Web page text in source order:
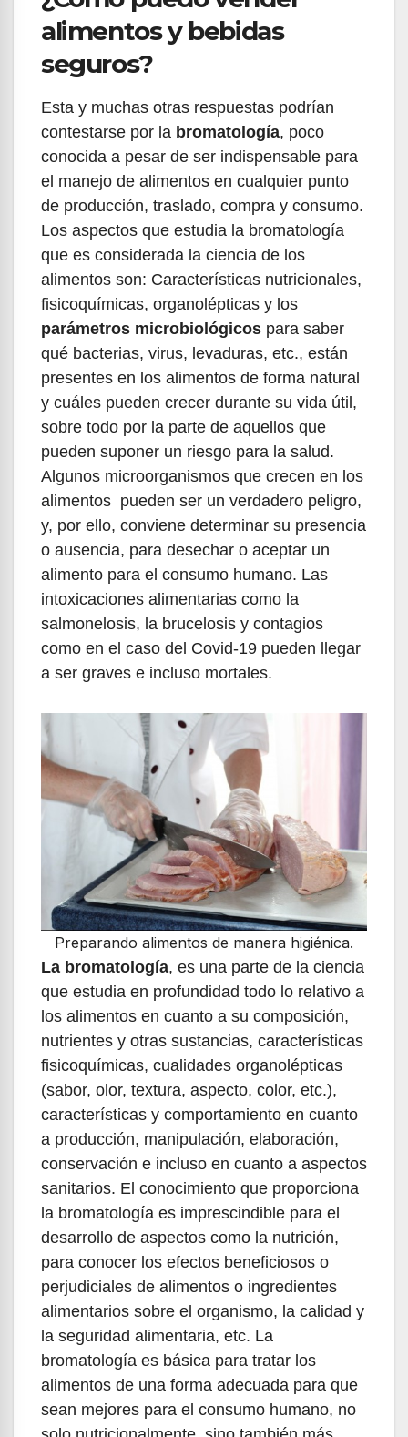
alimentos y bebidas
seguros?
Esta y muchas otras respuestas podrían
contestarse por la bromatología, poco
conocida a pesar de ser indispensable para
el manejo de alimentos en cualquier punto
de producción, traslado, compra y consumo.
Los aspectos que estudia la bromatología
que es considerada la ciencia de los
alimentos son: Características nutricionales,
fisicoquímicas, organolépticas y los
parámetros microbiológicos para saber
qué bacterias, virus, levaduras, etc., están
presentes en los alimentos de forma natural
y cuáles pueden crecer durante su vida útil,
sobre todo por la parte de aquellos que
pueden suponer un riesgo para la salud.
Algunos microorganismos que crecen en los
alimentos pueden ser un verdadero peligro,
y, por ello, conviene determinar su presencia
o ausencia, para desechar o aceptar un
alimento para el consumo humano. Las
intoxicaciones alimentarias como la
salmonelosis, la brucelosis y contagios
como en el caso del Covid-19 pueden llegar
a ser graves e incluso mortales.
Preparando alimentos de manera higiénica.
La bromatología, es una parte de la ciencia
que estudia en profundidad todo lo relativo a
los alimentos en cuanto a su composición,
nutrientes y otras sustancias, características
fisicoquímicas, cualidades organolépticas
(sabor, olor, textura, aspecto, color, etc.),
características y comportamiento en cuanto
a producción, manipulación, elaboración,
conservación e incluso en cuanto a aspectos
sanitarios. El conocimiento que proporciona
la bromatología es imprescindible para el
desarrollo de aspectos como la nutrición,
para conocer los efectos beneficiosos o
perjudiciales de alimentos o ingredientes
alimentarios sobre el organismo, la calidad y
la seguridad alimentaria, etc. La
bromatología es básica para tratar los
alimentos de una forma adecuada para que
sean mejores para el consumo humano, no